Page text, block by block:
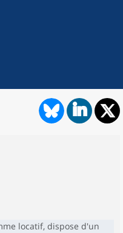
locatif, dispose d'un